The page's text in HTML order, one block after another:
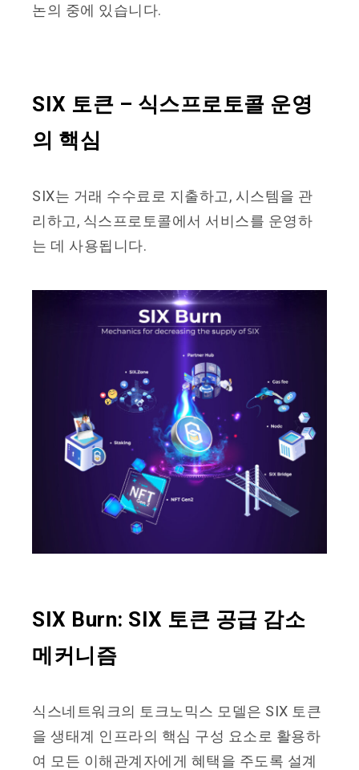
논의 중에 있습니다.
SIX 토큰 – 식스프로토콜 운영
의 핵심
SIX는 거래 수수료로 지출하고, 시스템을 관
리하고, 식스프로토콜에서 서비스를 운영하
는 데 사용됩니다.
SIX Burn: SIX 토큰 공급 감소
메커니즘
식스네트워크의 토크노믹스 모델은 SIX 토큰
을 생태계 인프라의 핵심 구성 요소로 활용하
여 모든 이해관계자에게 혜택을 주도록 설계